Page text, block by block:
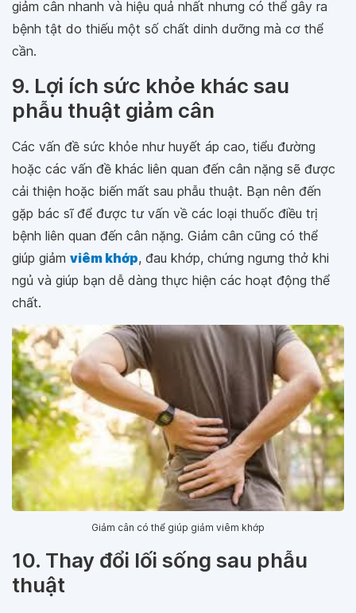
giảm cân nhanh và hiệu quả nhất nhưng có thể gây ra
bệnh tật do thiếu một số chất dinh dưỡng mà cơ thể
cần.
9. Lợi ích sức khỏe khác sau
phẫu thuật giảm cân
Các vấn đề sức khỏe như huyết áp cao, tiểu đường
hoặc các vấn đề khác liên quan đến cân nặng sẽ được
cải thiện hoặc biến mất sau phẫu thuật. Bạn nên đến
gặp bác sĩ để được tư vấn về các loại thuốc điều trị
bệnh liên quan đến cân nặng. Giảm cân cũng có thể
giúp giảm viêm khớp, đau khớp, chứng ngưng thở khi
ngủ và giúp bạn dễ dàng thực hiện các hoạt động thể
chất.
Giảm cân có thể giúp giảm viêm khớp
10. Thay đổi lối sống sau phẫu
thuật